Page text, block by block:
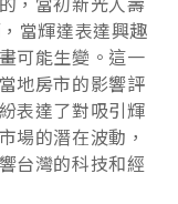
當輝達表達興趣
可能生變。這一
地房市的影響評
表達了對吸引輝
場的潛在波動，
台灣的科技和經